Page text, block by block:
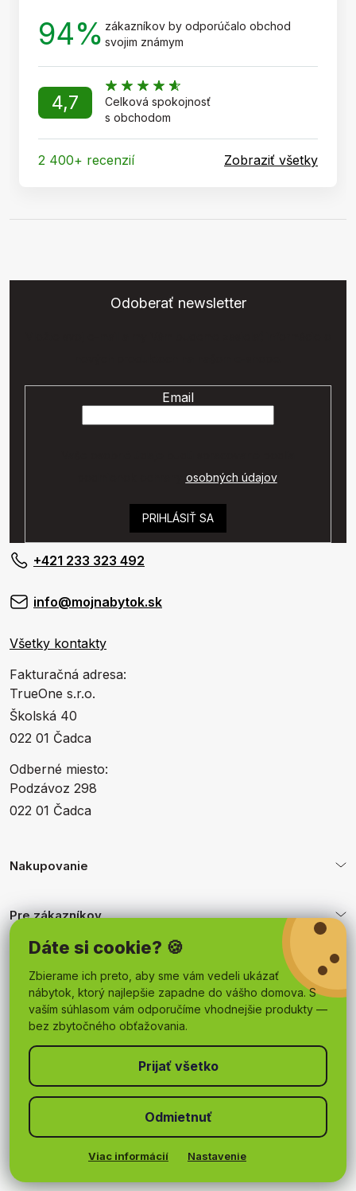
Dáte si cookie? 🍪
Zbierame ich preto, aby sme vám vedeli ukázať
nábytok, ktorý najlepšie zapadne do vášho domova. S
vaším súhlasom vám odporučíme vhodnejšie produkty —
bez zbytočného obťažovania.
Viac informácií Nastavenie
Odmietnuť
94% zákazníkov by odporúčalo obchod
svojim známym
4,7
Celková spokojnosť
s obchodom
2 400+ recenzií Zobraziť všetky
Odoberať newsletter
Email
osobných údajov.
PRIHLÁSIŤ SA
+421 233 323 492
info@mojnabytok.sk
Všetky kontakty
Fakturačná adresa:
TrueOne s.r.o.
Školská 40
022 01 Čadca
Odberné miesto:
Podzávoz 298
022 01 Čadca
Nakupovanie
Pre zákazníkov
Vytvoril Shoptet
mojnabytok.sk. Všetky práva vyhradené.
Upraviť nastavenie cookies